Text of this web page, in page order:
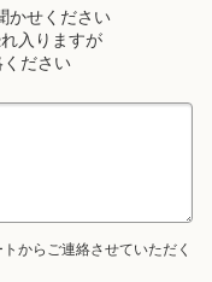
かせください
入りますが
ださい
からご連絡させていただく